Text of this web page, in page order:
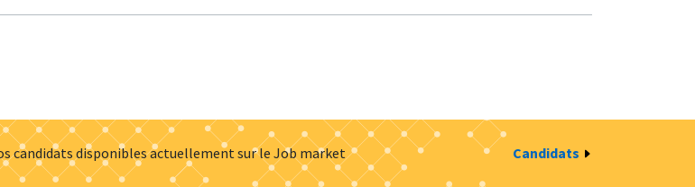
candidats disponibles actuellement sur le Job market Candidats